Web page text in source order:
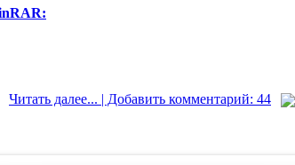
Читать далее... | Добавить комментарий: 44